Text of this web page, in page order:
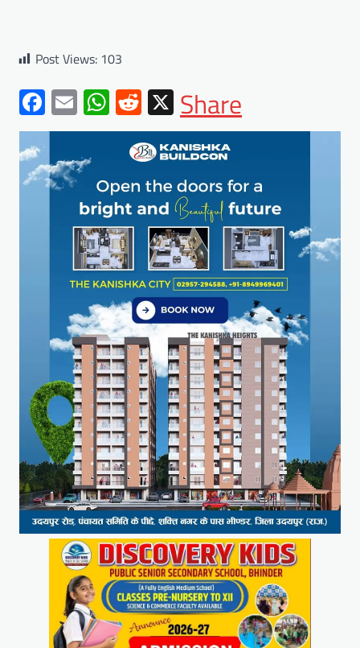
Post Views: 103
Facebook
EmailWhatsApp
Reddit
X
Share